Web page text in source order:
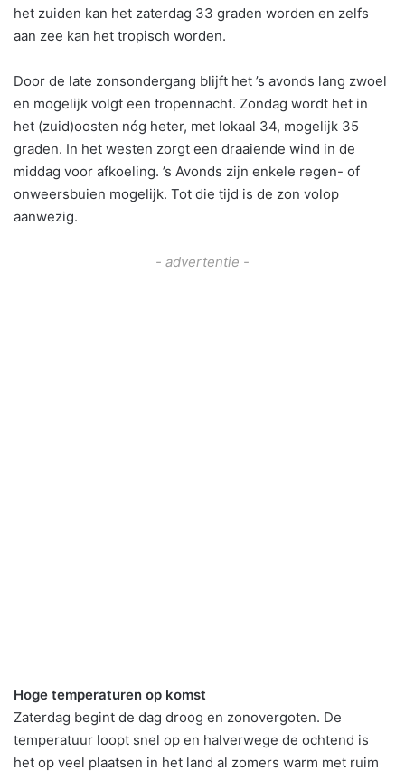
het zuiden kan het zaterdag 33 graden worden en zelfs
aan zee kan het tropisch worden.
Door de late zonsondergang blijft het ’s avonds lang zwoel
en mogelijk volgt een tropennacht. Zondag wordt het in
het (zuid)oosten nóg heter, met lokaal 34, mogelijk 35
graden. In het westen zorgt een draaiende wind in de
middag voor afkoeling. ’s Avonds zijn enkele regen- of
onweersbuien mogelijk. Tot die tijd is de zon volop
aanwezig.
- advertentie -
Hoge temperaturen op komst
Zaterdag begint de dag droog en zonovergoten. De
temperatuur loopt snel op en halverwege de ochtend is
het op veel plaatsen in het land al zomers warm met ruim